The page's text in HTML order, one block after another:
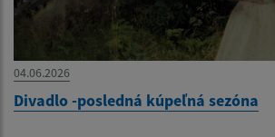
04.06.2026
Divadlo -posledná kúpeľná sezóna